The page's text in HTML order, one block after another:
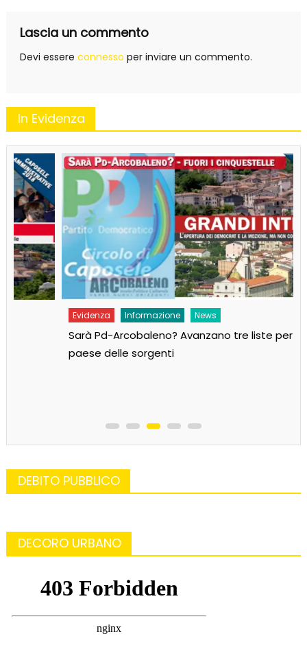
Lascia un commento
Devi essere connesso per inviare un commento.
In Evidenza
Informazione News
Sarà Pd-Arcobaleno? Avanzano tre liste per il
paese delle sorgenti
DEBITO PUBBLICO
DECORO URBANO